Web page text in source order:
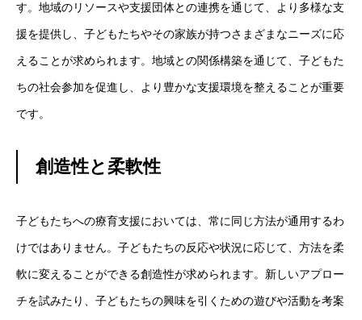
す。地域のリソースや支援団体との連携を通じて、より多様な支
援を提供し、子どもたちやその家族が持つさまざまなニーズに応
えることが求められます。地域との関係構築を通じて、子どもた
ちの社会参加を促進し、より豊かな支援環境を整えることが重要
です。
創造性と柔軟性
子どもたちへの療育支援においては、常に同じ方法が通用するわ
けではありません。子どもたちの反応や状況に応じて、方法を柔
軟に変えることができる創造性が求められます。新しいアプロー
チを試みたり、子どもたちの興味を引くための遊びや活動を考案